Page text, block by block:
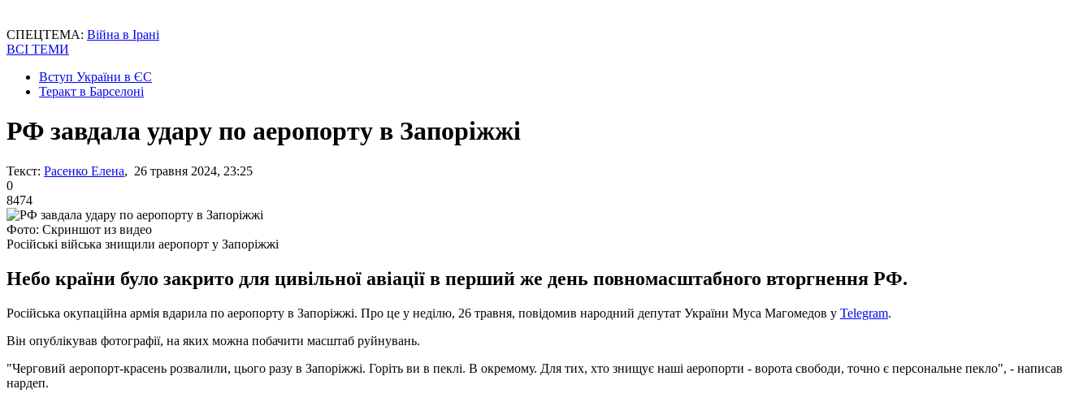
СПЕЦТЕМА: Війна в Ірані
ВСІ ТЕМИ
Вступ України в ЄС
Теракт в Барселоні
РФ завдала удару по аеропорту в Запоріжжі
Текст: Расенко Елена, 26 травня 2024, 23:25
0
8474
Фото: Скриншот из видео
Російські війська знищили аеропорт у Запоріжжі
Небо країни було закрито для цивільної авіації в перший же день повномасштабного вторгнення РФ.
Російська окупаційна армія вдарила по аеропорту в Запоріжжі. Про це у неділю, 26 травня, повідомив народний депутат України Муса Магомедов у Telegram.
Він опублікував фотографії, на яких можна побачити масштаб руйнувань.
"Черговий аеропорт-красень розвалили, цього разу в Запоріжжі. Горіть ви в пеклі. В окремому. Для тих, хто знищує наші аеропорти - ворота свободи, точно є персональне пекло", - написав
нардеп.